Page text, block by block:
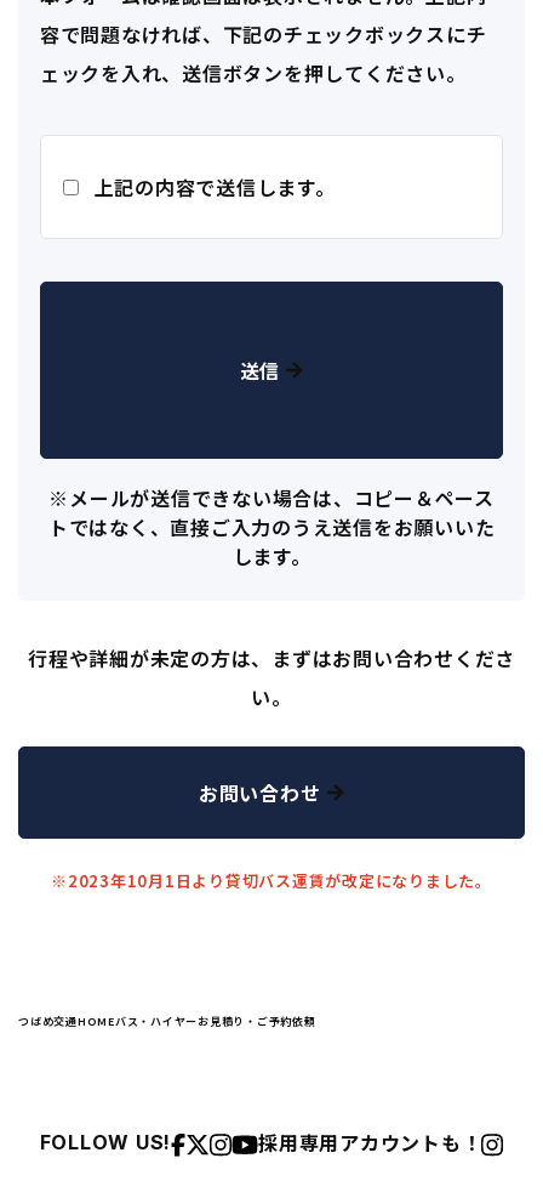
容で問題なければ、下記のチェックボックスにチ
ェックを入れ、送信ボタンを押してください。
上記の内容で送信します。
※メールが送信できない場合は、コピー＆ペース
トではなく、直接ご入力のうえ送信をお願いいた
します。
行程や詳細が未定の方は、まずはお問い合わせくださ
い。
お問い合わせ
※2023年10月1日より貸切バス運賃が改定になりました。
つばめ交通HOMEバス・ハイヤーお見積り・ご予約依頼
FOLLOW US! 採用専用アカウントも！